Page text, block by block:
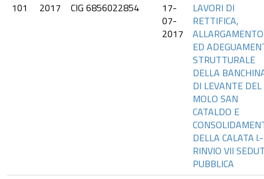
101
2017 CIG 6856022854
17-
07-
2017
LAVORI DI
RETTIFICA,
ALLARGAMENTO
ED
STRUTTURALE
DELLA
DI LEVANTE DEL
MOLO SAN
CATALDO E
DELLA CALATA l.-
RINVIO VII
PUBBLICA